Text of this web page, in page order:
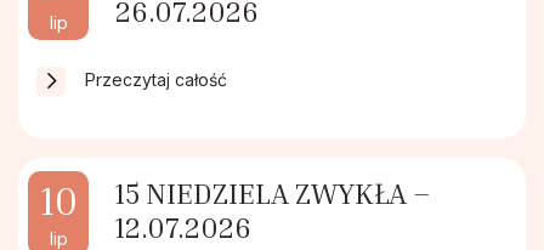
Pismo IKONA
Sakramenty
Rodzinne Róże Różańcowe
Hospicjum Domowe
Promyczki Bożej Miłości
lip
26.07.2026
Przeczytaj całość
10
lip
15 NIEDZIELA ZWYKŁA –
12.07.2026